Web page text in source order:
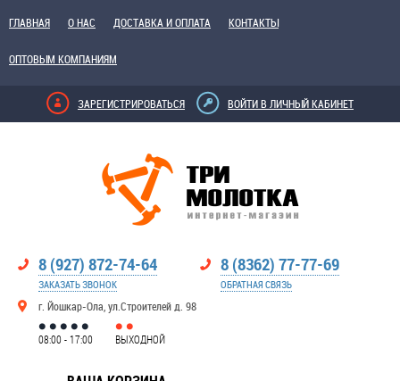
ГЛАВНАЯ О НАС ДОСТАВКА И ОПЛАТА КОНТАКТЫ
ОПТОВЫМ КОМПАНИЯМ
ЗАРЕГИСТРИРОВАТЬСЯ ВОЙТИ В ЛИЧНЫЙ КАБИНЕТ
8 (927) 872-74-64
ЗАКАЗАТЬ ЗВОНОК
г. Йошкар-Ола, ул.Строителей д. 98
8 (8362) 77-77-69
ОБРАТНАЯ СВЯЗЬ
08:00 - 17:00 ВЫХОДНОЙ